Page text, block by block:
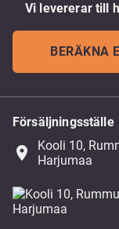
Vi levererar till
BERÄKNA
Försäljningsställe
place
Kooli 10,
Harjumaa